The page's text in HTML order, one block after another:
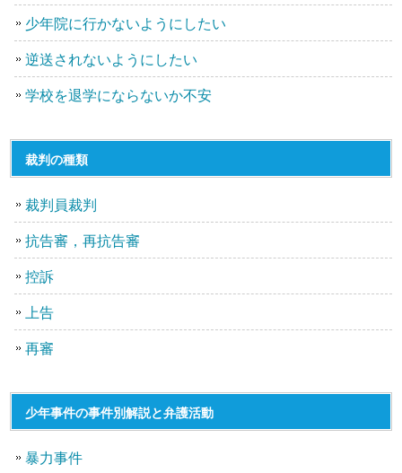
少年院に行かないようにしたい
逆送されないようにしたい
学校を退学にならないか不安
裁判の種類
裁判員裁判
抗告審，再抗告審
控訴
上告
再審
少年事件の事件別解説と弁護活動
暴力事件